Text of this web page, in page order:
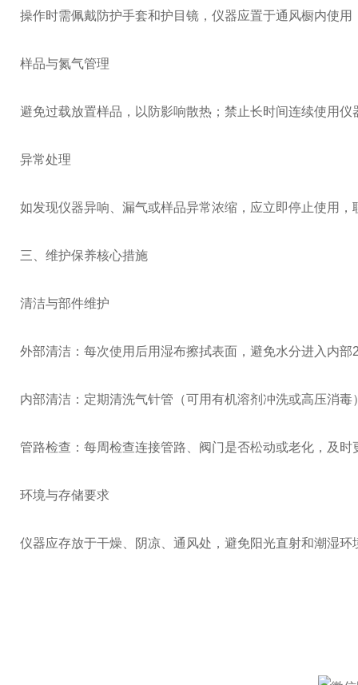
操作时需佩戴防护手套和护目镜，仪器应置于通风橱内使
样品与氮气管理
避免过载放置样品，以防影响散热；禁止长时间连续使用
异常处理
如发现仪器异响、漏气或样品异常浓缩，应立即停止使用
三、维护保养核心措施
清洁与部件维护
外部清洁：每次使用后用湿布擦拭表面，避免水分进入内部
内部清洁：定期清洗气针管（可用有机溶剂冲洗或高压消
管路检查：每周检查连接管路、阀门是否松动或老化，及时
环境与存储要求
仪器应存放于干燥、阴凉、通风处，避免阳光直射和潮湿